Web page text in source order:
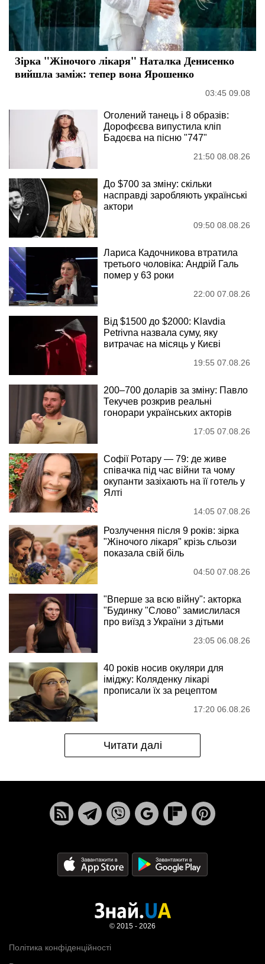
Зірка "Жіночого лікаря" Наталка Денисенко
вийшла заміж: тепер вона Ярошенко
03:45 09.08
Оголений танець і 8 образів:
Дорофєєва випустила кліп
Бадоєва на пісню "747"
21:50 08.08.26
До $700 за зміну: скільки
насправді заробляють українські
актори
09:50 08.08.26
Лариса Кадочникова втратила
третього чоловіка: Андрій Галь
помер у 63 роки
22:00 07.08.26
Від $1500 до $2000: Klavdia
Petrivna назвала суму, яку
витрачає на місяць у Києві
19:55 07.08.26
200–700 доларів за зміну: Павло
Текучев розкрив реальні
гонорари українських акторів
17:05 07.08.26
Софії Ротару — 79: де живе
співачка під час війни та чому
окупанти зазіхають на її готель у
Ялті
14:05 07.08.26
Розлучення після 9 років: зірка
"Жіночого лікаря" крізь сльози
показала свій біль
04:50 07.08.26
"Вперше за всю війну": акторка
"Будинку "Слово" замислилася
про виїзд з України з дітьми
23:05 06.08.26
40 років носив окуляри для
іміджу: Коляденку лікарі
прописали їх за рецептом
17:20 06.08.26
Читати далі
Політика конфіденційності
© 2015 - 2026